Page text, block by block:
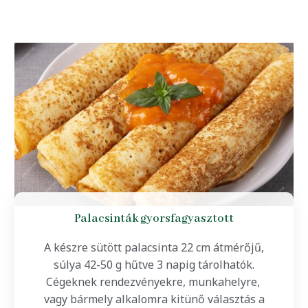
Palacsinták gyorsfagyasztott
A készre sütött palacsinta 22 cm átmérőjű,
súlya 42-50 g hűtve 3 napig tárolhatók.
Cégeknek rendezvényekre, munkahelyre,
vagy bármely alkalomra kitünő választás a